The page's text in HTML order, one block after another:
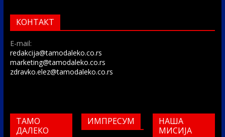
КОНТАКТ
E-mail:
redakcija@tamodaleko.co.rs
marketing@tamodaleko.co.rs
zdravko.elez@tamodaleko.co.rs
ТАМО
ДАЛЕКО
ИМПРЕСУМ
НАША
МИСИЈА